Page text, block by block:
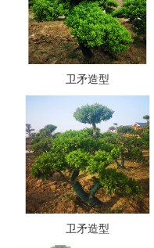
卫矛造型
卫矛造型